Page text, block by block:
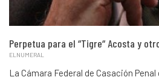
Perpetua para el “Tigre“ Acosta y
ELNUMERAL
La Cámara Federal de Casación